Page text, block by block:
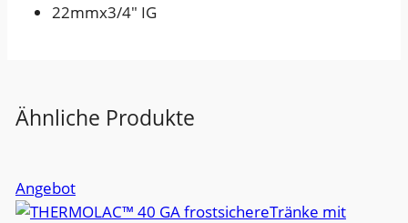
22mmx3/4″ IG
Ähnliche Produkte
AngebotProdukt
im